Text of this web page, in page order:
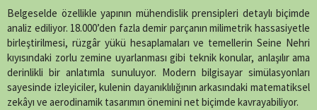
Belgeselde özellikle yapının mühendislik prensipleri detaylı biçimde
analiz ediliyor. 18.000’den fazla demir parçanın milimetrik hassasiyetle
birleştirilmesi, rüzgâr yükü hesaplamaları ve temellerin Seine Nehri
kıyısındaki zorlu zemine uyarlanması gibi teknik konular, anlaşılır ama
derinlikli bir anlatımla sunuluyor. Modern bilgisayar simülasyonları
sayesinde izleyiciler, kulenin dayanıklılığının arkasındaki matematiksel
zekâyı ve aerodinamik tasarımın önemini net biçimde kavrayabiliyor.